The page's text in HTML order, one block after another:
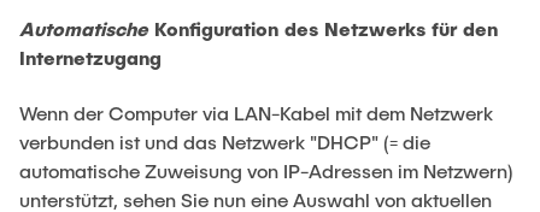
Automatische Konfiguration des Netzwerks für den
Internetzugang
Wenn der Computer via LAN-Kabel mit dem Netzwerk
verbunden ist und das Netzwerk "DHCP" (= die
automatische Zuweisung von IP-Adressen im Netzwern)
unterstützt, sehen Sie nun eine Auswahl von aktuellen